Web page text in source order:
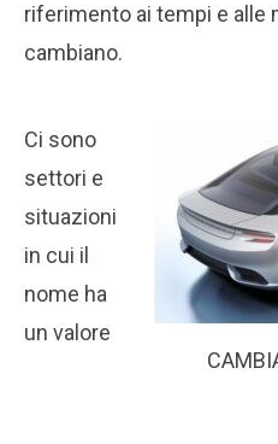
riferimento ai tempi e alle
cambiano.
Ci sono
settori e
situazioni
in cui il
nome ha
un valore